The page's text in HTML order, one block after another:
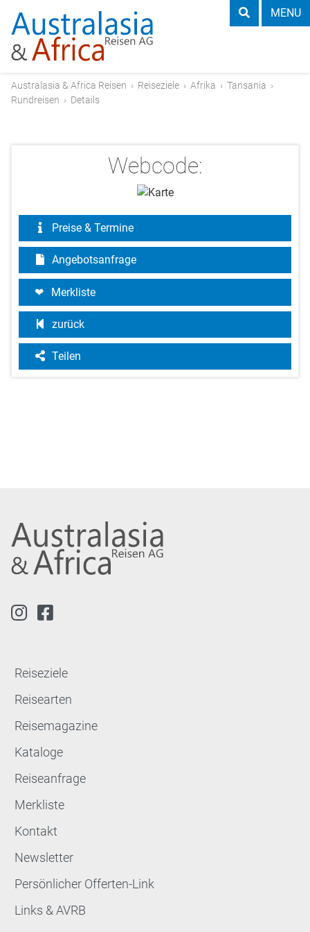
MENU
Australasia & Africa Reisen › Reiseziele › Afrika › Tansania ›
Rundreisen › Details
Webcode:
Preise & Termine
Angebotsanfrage
Merkliste
zurück
Teilen
Reiseziele
Reisearten
Reisemagazine
Kataloge
Reiseanfrage
Merkliste
Kontakt
Newsletter
Persönlicher Offerten-Link
Links & AVRB